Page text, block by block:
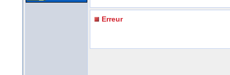
Erreur